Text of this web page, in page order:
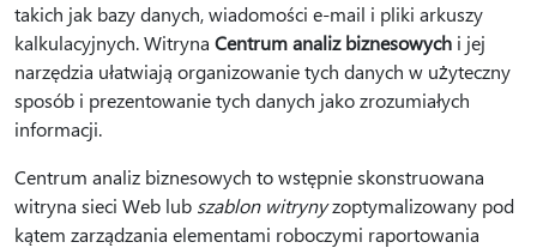
takich jak bazy danych, wiadomości e-mail i pliki arkuszy
kalkulacyjnych. Witryna Centrum analiz biznesowych i jej
narzędzia ułatwiają organizowanie tych danych w użyteczny
sposób i prezentowanie tych danych jako zrozumiałych
informacji.
Centrum analiz biznesowych to wstępnie skonstruowana
witryna sieci Web lub szablon witrynyzoptymalizowany pod
kątem zarządzania elementami roboczymi raportowania